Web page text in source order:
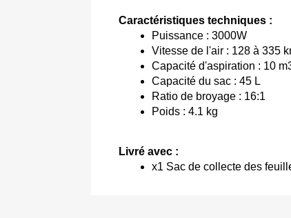
Caractéristiques techniques :
Puissance : 3000W
Vitesse de l'air : 128 à 335
Capacité d'aspiration : 10
Capacité du sac : 45 L
Ratio de broyage : 16:1
Poids : 4.1 kg
Livré avec :
x1 Sac de collecte des